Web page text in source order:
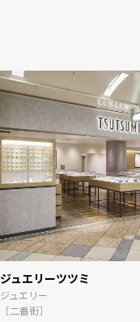
ジュエリーツツミ
ジュエリー
［二番街］